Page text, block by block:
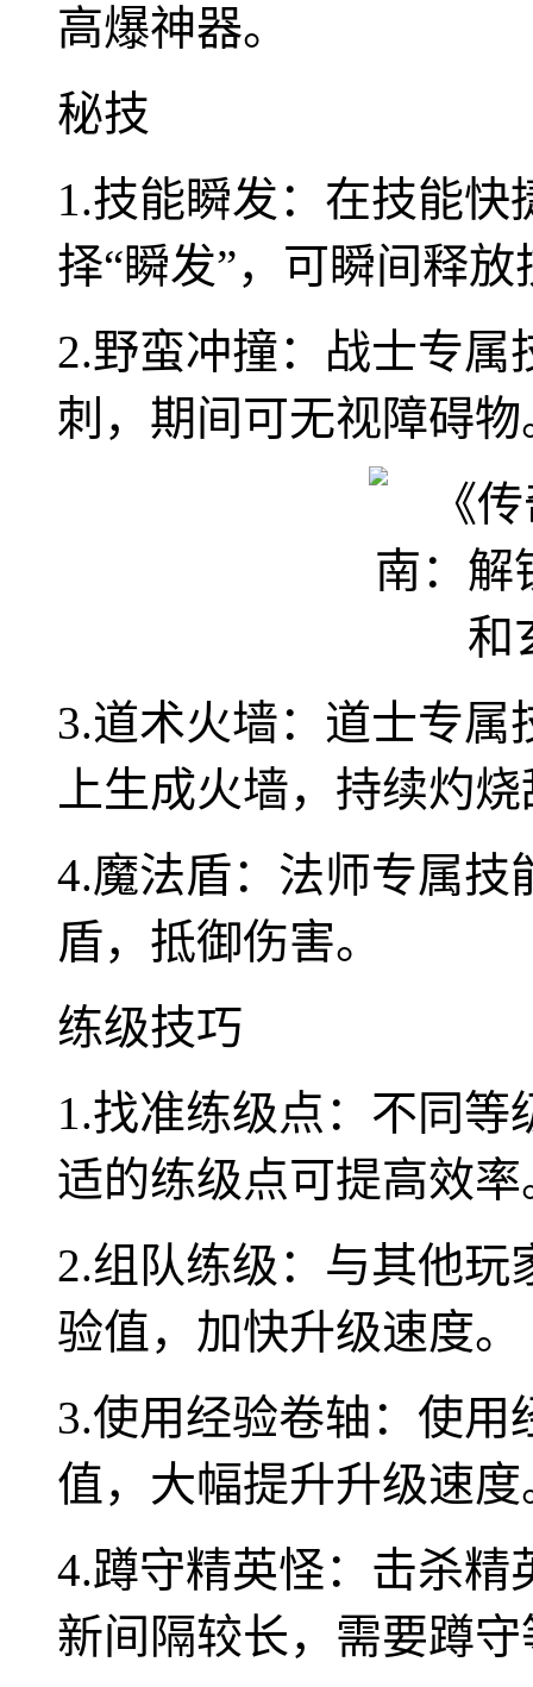
高爆神器。
秘技
1.技能瞬发：在技能
择“瞬发”，可瞬间释放
2.野蛮冲撞：战士专
刺，期间可无视障碍物
3.道术火墙：道士专
上生成火墙，持续灼
4.魔法盾：法师专属技
盾，抵御伤害。
练级技巧
1.找准练级点：不同
适的练级点可提高效率
2.组队练级：与其他
验值，加快升级速度。
3.使用经验卷轴：使
值，大幅提升升级速度
4.蹲守精英怪：击杀精
新间隔较长，需要蹲